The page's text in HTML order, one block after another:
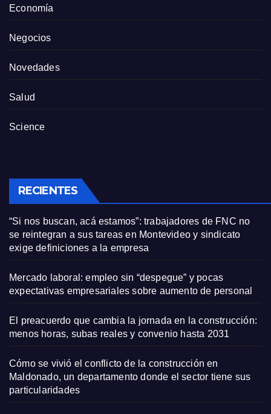
Economía
Negocios
Novedades
Salud
Science
RECIENTES
“Si nos buscan, acá estamos”: trabajadores de FNC no
se reintegran a sus tareas en Montevideo y sindicato
exige definiciones a la empresa
Mercado laboral: empleo sin “despegue” y pocas
expectativas empresariales sobre aumento de personal
El preacuerdo que cambia la jornada en la construcción:
menos horas, subas reales y convenio hasta 2031
Cómo se vivió el conflicto de la construcción en
Maldonado, un departamento donde el sector tiene sus
particularidades